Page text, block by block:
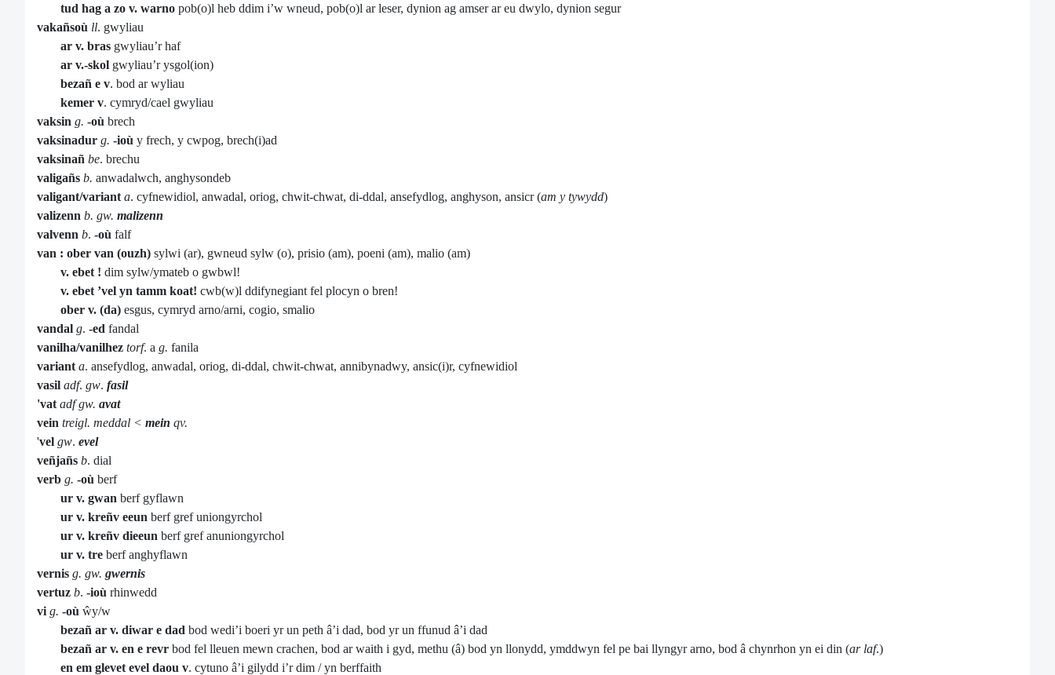
tud hag a zo v. warno pob(o)l heb ddim i’w wneud, pob(o)l ar leser, dynion ag amser ar eu dwylo, dynion segur
vakañsoù ll. gwyliau
ar v. bras gwyliau’r haf
ar v.-skol gwyliau’r ysgol(ion)
bezañ e v. bod ar wyliau
kemer v. cymryd/cael gwyliau
vaksin g. -où brech
vaksinadur g. -ioù y frech, y cwpog, brech(i)ad
vaksinañ be. brechu
valigañs b. anwadalwch, anghysondeb
valigant/variant a. cyfnewidiol, anwadal, oriog, chwit-chwat, di-ddal, ansefydlog, anghyson, ansicr (am y tywydd)
valizenn b. gw. malizenn
valvenn b. -où falf
van : ober van (ouzh) sylwi (ar), gwneud sylw (o), prisio (am), poeni (am), malio (am)
v. ebet ! dim sylw/ymateb o gwbwl!
v. ebet ’vel yn tamm koat! cwb(w)l ddifynegiant fel plocyn o bren!
ober v. (da) esgus, cymryd arno/arni, cogio, smalio
vandal g. -ed fandal
vanilha/vanilhez torf. a g. fanila
variant a. ansefydlog, anwadal, oriog, di-ddal, chwit-chwat, annibynadwy, ansic(i)r, cyfnewidiol
vasil adf. gw. fasil
'vat adf gw. avat
vein treigl. meddal < mein qv.
'vel gw. evel
veñjañs b. dial
verb g. -où berf
ur v. gwan berf gyflawn
ur v. kreñv eeun berf gref uniongyrchol
ur v. kreñv dieeun berf gref anuniongyrchol
ur v. tre berf anghyflawn
vernis g. gw. gwernis
vertuz b. -ioù rhinwedd
vi g. -où ŵy/w
bezañ ar v. diwar e dad bod wedi’i boeri yr un peth â’i dad, bod yr un ffunud â’i dad
bezañ ar v. en e revr bod fel lleuen mewn crachen, bod ar waith i gyd, methu (â) bod yn llonydd, ymddwyn fel pe bai llyngyr arno, bod â chynrhon yn ei din (ar laf.)
en em glevet evel daou v. cytuno â’i gilydd i’r dim / yn berffaith